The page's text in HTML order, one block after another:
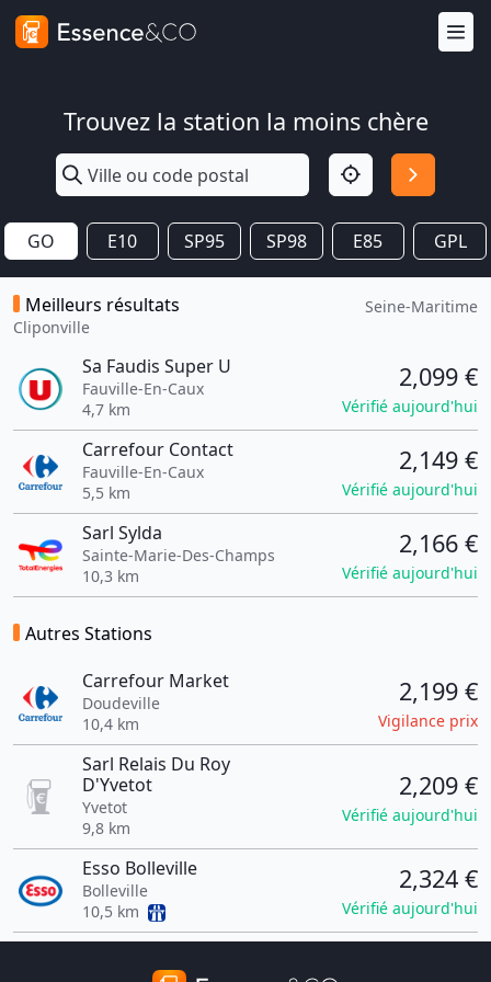
Trouvez la station la moins chère
GO E10 SP95 SP98 E85 GPL
Meilleurs résultats
Cliponville
Seine-Maritime
Sa Faudis Super U
Fauville-En-Caux
4,7 km
2,099 €
Vérifié aujourd'hui
Carrefour Contact
Fauville-En-Caux
5,5 km
2,149 €
Vérifié aujourd'hui
Sarl Sylda
Sainte-Marie-Des-Champs
10,3 km
2,166 €
Vérifié aujourd'hui
Autres Stations
Carrefour Market
Doudeville
10,4 km
2,199 €
Vigilance prix
Sarl Relais Du Roy
D'Yvetot
Yvetot
9,8 km
2,209 €
Vérifié aujourd'hui
Esso Bolleville
Bolleville
10,5 km
2,324 €
Vérifié aujourd'hui